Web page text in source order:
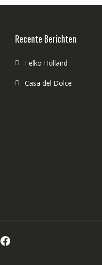
Recente Berichten
Felko Holland
Casa del Dolce
Facebook